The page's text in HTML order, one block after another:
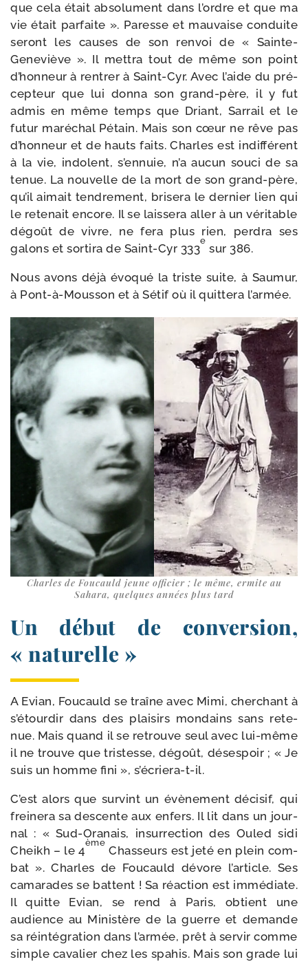
que cela était abso­lu­ment dans l’ordre et que ma
vie était par­faite ». Paresse et mau­vaise conduite
seront les causes de son ren­voi de « Sainte-​
Geneviève ». Il met­tra tout de même son point
d’honneur à ren­trer à Saint-​Cyr. Avec l’aide du pré­
cep­teur que lui don­na son grand-​père, il y fut
admis en même temps que Driant, Sarrail et le
futur maré­chal Pétain. Mais son cœur ne rêve pas
d’honneur et de hauts faits. Charles est indif­fé­rent
à la vie, indo­lent, s’ennuie, n’a aucun sou­ci de sa
tenue. La nou­velle de la mort de son grand-​père,
qu’il aimait ten­dre­ment, bri­se­ra le der­nier lien qui
le rete­nait encore. Il se lais­se­ra aller à un véri­table
dégoût de vivre, ne fera plus rien, per­dra ses
galons et sor­ti­ra de Saint-​Cyr 333
e
sur 386.
Nous avons déjà évo­qué la triste suite, à Saumur,
à Pont-​à-​Mousson et à Sétif où il quit­te­ra l’armée.
Charles de Foucauld jeune offi­cier ; le même, ermite au
Sahara, quelques années plus tard
Un début de conversion,
« naturelle »
A Evian, Foucauld se traîne avec Mimi, cher­chant à
s’étourdir dans des plai­sirs mon­dains sans rete­
nue. Mais quand il se retrouve seul avec lui-​même
il ne trouve que tris­tesse, dégoût, déses­poir ; « Je
suis un homme fini », s’écriera-t-il.
C’est alors que sur­vint un évè­ne­ment déci­sif, qui
frei­ne­ra sa des­cente aux enfers. Il lit dans un jour­
nal : « Sud-​Oranais, insur­rec­tion des Ouled sidi
Cheikh – le 4
ème
Chasseurs est jeté en plein com­
bat ». Charles de Foucauld dévore l’article. Ses
cama­rades se battent ! Sa réac­tion est immé­diate.
Il quitte Evian, se rend à Paris, obtient une
audience au Ministère de la guerre et demande
sa réin­té­gra­tion dans l’armée, prêt à ser­vir comme
simple cava­lier chez les spa­his. Mais son grade lui